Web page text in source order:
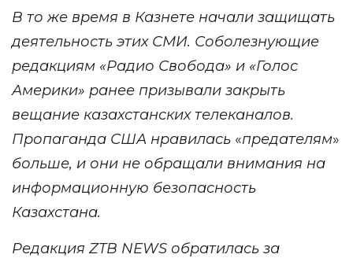
В то же время в Казнете начали защищать
деятельность этих СМИ. Соболезнующие
редакциям «Радио Свобода» и «Голос
Америки» ранее призывали закрыть
вещание казахстанских телеканалов.
Пропаганда США нравилась «предателям»
больше, и они не обращали внимания на
информационную безопасность
Казахстана.
Редакция ZTB NEWS обратилась за